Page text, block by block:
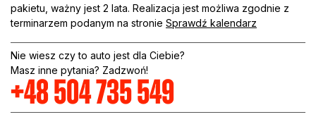
pakietu, ważny jest 2 lata. Realizacja jest możliwa zgodnie z
terminarzem podanym na stronie Sprawdź kalendarz
Nie wiesz czy to auto jest dla Ciebie?
Masz inne pytania? Zadzwoń!
+48 504 735 549